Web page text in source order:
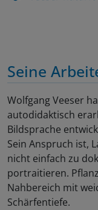
Seine
Wolfgang Veeser
autodidaktisch
Bildsprache
Sein Anspruch ist,
nicht einfach zu
portraitieren.
Nahbereich mit
Schärfentiefe.